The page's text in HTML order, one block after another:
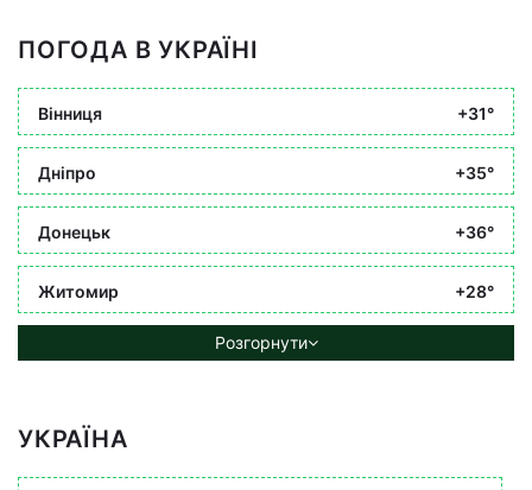
ПОГОДА В УКРАЇНІ
Вінниця +31°
Дніпро +35°
Донецьк +36°
Житомир +28°
Розгорнути
УКРАЇНА